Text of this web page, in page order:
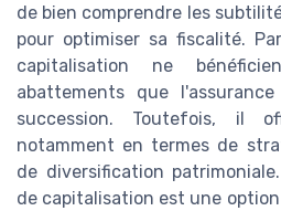
de bien comprendre les
pour optimiser sa fiscalité.
capitalisation ne
abattements que
succession. Toutefois, il
notamment en termes de
de diversification
de capitalisation est une